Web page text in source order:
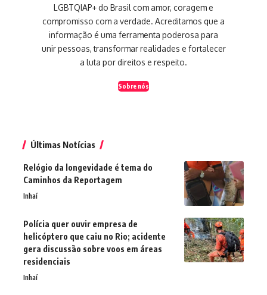
LGBTQIAP+ do Brasil com amor, coragem e
compromisso com a verdade. Acreditamos que a
informação é uma ferramenta poderosa para
unir pessoas, transformar realidades e fortalecer
a luta por direitos e respeito.
Sobre nós
Últimas Notícias
Relógio da longevidade é tema do
Caminhos da Reportagem
Inhaí
Polícia quer ouvir empresa de
helicóptero que caiu no Rio; acidente
gera discussão sobre voos em áreas
residenciais
Inhaí